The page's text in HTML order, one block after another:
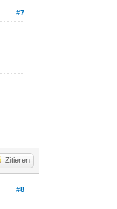
#7
Zitieren
#8